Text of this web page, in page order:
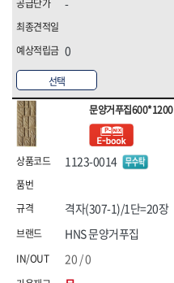
선택
-
0
문양거푸집600*1200
1123-0014
HNS 문양거푸집
격자(307-1)/1단=20장
20 / 0